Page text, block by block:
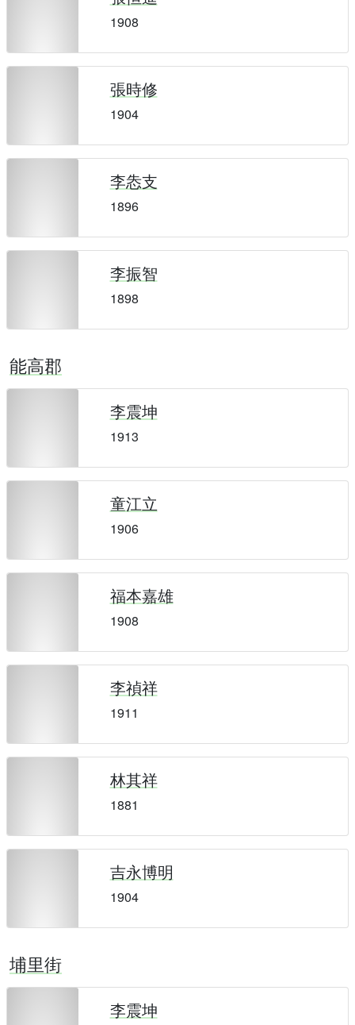
1908
張時修
1904
李怣支
1896
李振智
1898
能高郡
李震坤
1913
童江立
1906
福本嘉雄
1908
李禎祥
1911
林其祥
1881
吉永博明
1904
埔里街
李震坤